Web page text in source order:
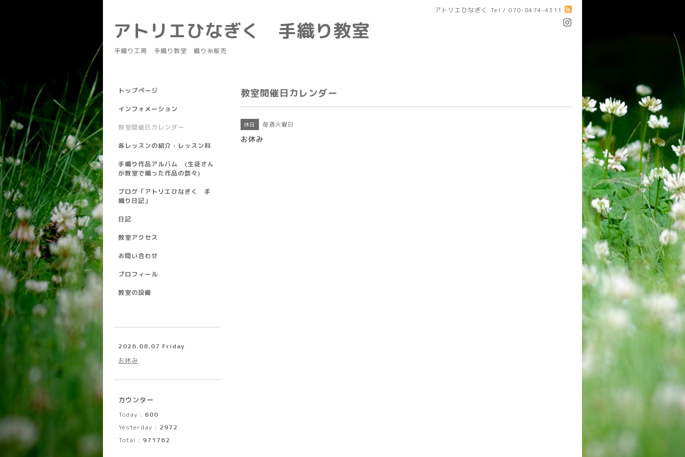
アトリエひなぎく Tel / 070-8474-4311
アトリエひなぎく 手織り教室
手織り工房 手織り教室 織り糸販売
教室開催日カレンダー
休日 毎週火曜日
お休み
トップページ
インフォメーション
教室開催日カレンダー
各レッスンの紹介・レッスン料
手織り作品アルバム (生徒さん
が教室で織った作品の数々)
ブログ「アトリエひなぎく 手
織り日記」
日記
教室アクセス
お問い合わせ
プロフィール
教室の設備
2026.08.07 Friday
お休み
カウンター
Today : 600
Yesterday : 2972
Total : 971762